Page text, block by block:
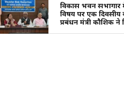
विकास भवन
विषय पर एक दिवसीय
प्रबंधन मंत्री कौशिक